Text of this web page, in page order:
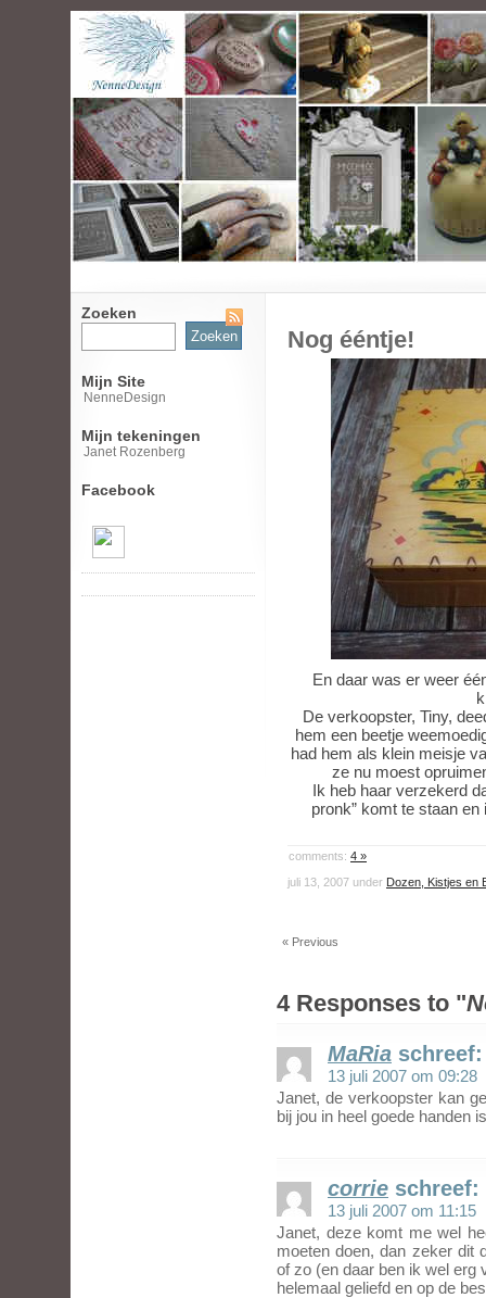
Zoeken
Zoeken
naar:
Mijn Site
NenneDesign
Mijn tekeningen
Janet Rozenberg
Facebook
Nog ééntje!
En daar was er weer
De verkoopster, Tiny,
hem een beetje
had hem als klein meisje
ze nu moest
Ik heb haar verzekerd
pronk” komt te staan
comments: 4 »
juli 13, 2007 under Dozen, Kistjes en
« Previous
4 Responses to "
MaRia schreef:
13 juli 2007 om 09:28
Janet, de verkoopster kan
bij jou in heel goede handen
corrie schreef:
13 juli 2007 om 11:15
Janet, deze komt me wel
moeten doen, dan zeker dit
of zo (en daar ben ik wel erg
helemaal geliefd en op de